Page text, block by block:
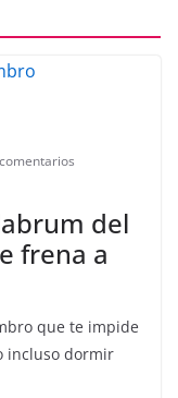
del
frena a
que te impide
incluso dormir